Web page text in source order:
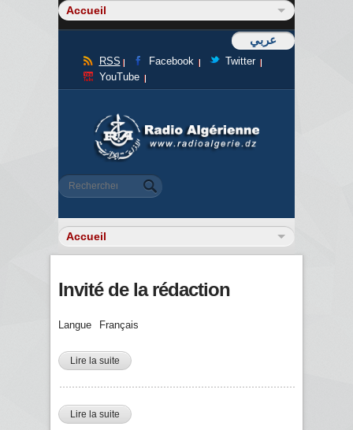
عربي
RSS Facebook
Twitter
YouTube
Formulaire de recherche
Rechercher
Invité de la rédaction
Langue Français
Lire la suite de Said Mekkaoui, Directeur d'études au ministère de
Lire la suite de Mohamed Aïssa ministre des Affaires religieuses et